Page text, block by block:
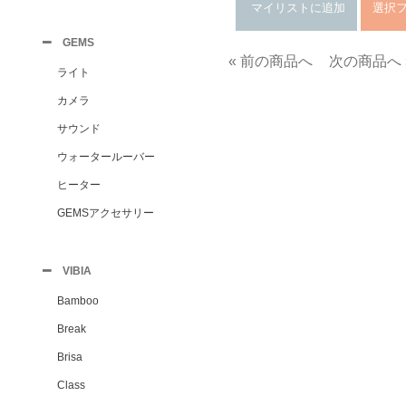
GEMS
ライト
カメラ
サウンド
ウォータールーバー
ヒーター
GEMSアクセサリー
VIBIA
Bamboo
Break
Brisa
Class
« 前の商品へ 次の商品へ